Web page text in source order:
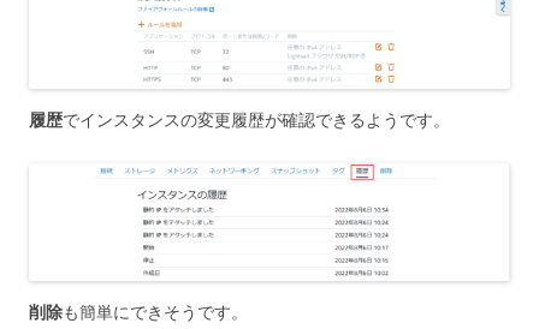
履歴でインスタンスの変更履歴が確認できるようです。
削除も簡単にできそうです。